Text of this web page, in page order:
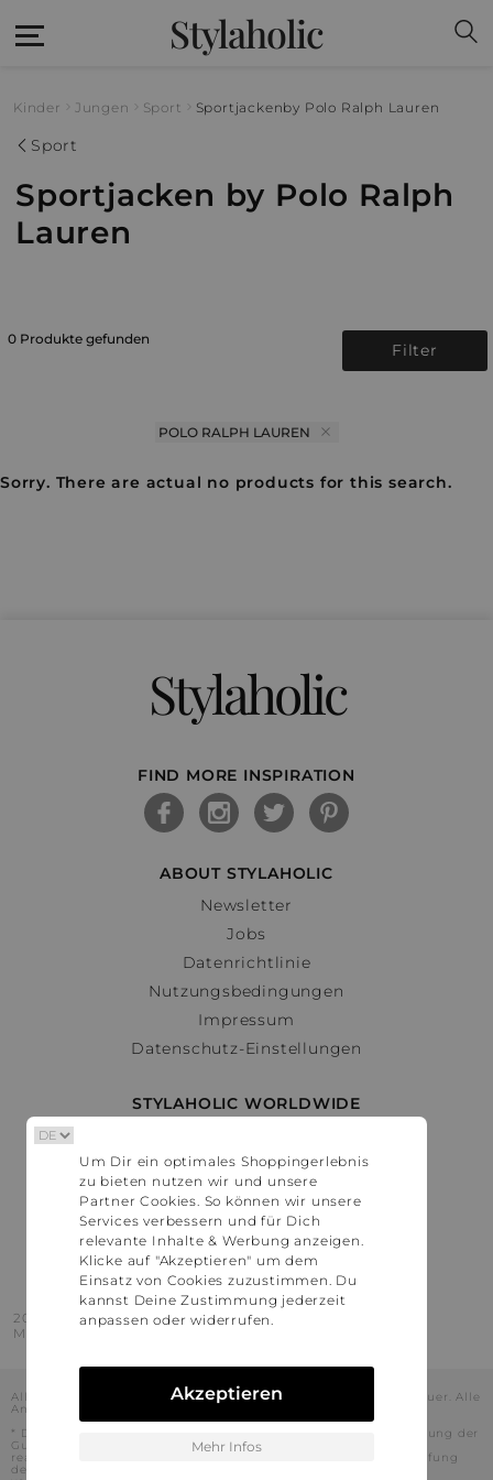
Stylaholic
Kinder Jungen Sport Sportjackenby Polo Ralph Lauren
Sport
Sportjacken by Polo Ralph
Lauren
0 Produkte gefunden
Filter
POLO RALPH LAUREN
Sorry. There are actual no products for this search.
Stylaholic
FIND MORE INSPIRATION
ABOUT STYLAHOLIC
Newsletter
Jobs
Datenrichtlinie
Nutzungsbedingungen
Impressum
Datenschutz-Einstellungen
STYLAHOLIC WORLDWIDE
Österreich
Schweiz
France
United States
2016 - 2026 © Stylaholic.
Made for you with love in munich.
Alle Preise inkl. der jeweils geltenden gesetzlichen Mehrwertsteuer. Alle
Angaben ohne Gewähr.
* Die angezeigten Preise beinhalten Rabatte, die durch die Nutzung der
Gutschein-Codes auf den Seiten unserer Partner voraussichtlich
realisiert werden können. Stylaholic führt keine vollständige Prüfung
der Gutschein-Codes durch und es kann daher in Einzelfällen
Um Dir ein optimales Shoppingerlebnis
zu bieten nutzen wir und unsere
Partner Cookies. So können wir unsere
Services verbessern und für Dich
relevante Inhalte & Werbung anzeigen.
Klicke auf "Akzeptieren" um dem
Einsatz von Cookies zuzustimmen. Du
kannst Deine Zustimmung jederzeit
anpassen oder widerrufen.
Akzeptieren
Mehr Infos